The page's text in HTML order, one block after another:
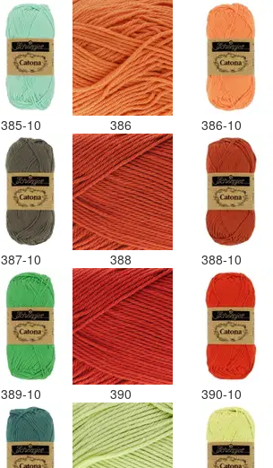
385-10 386 386-10
387-10 388 388-10
389-10 390 390-10